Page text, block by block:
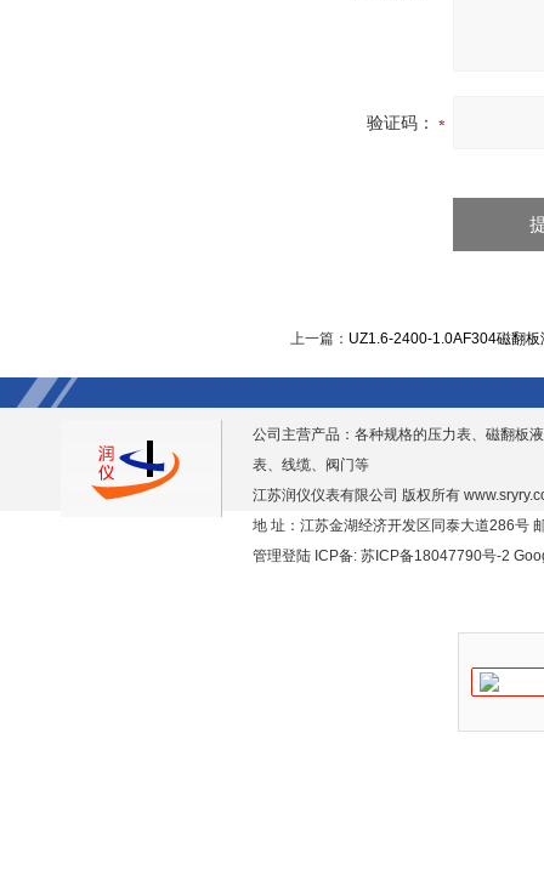
验证码：
上一篇： UZ1.6-2400-1.0AF304磁翻板
公司主营产品：各种规格的压力表、磁翻板
表、线缆、阀门等
江苏润仪仪表有限公司 版权所有
地 址：江苏金湖经济开发区同泰大道286号
管理登陆 ICP备: 苏ICP备18047790号-2